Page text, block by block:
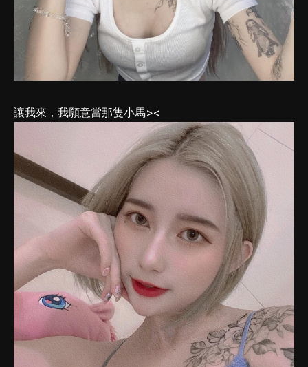
讓我來，我願意當那隻小馬><